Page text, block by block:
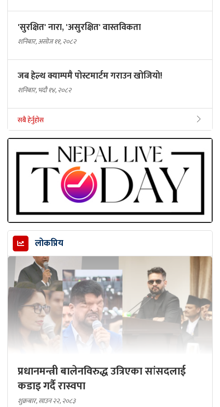
'सुरक्षित' नारा, 'असुरक्षित' वास्तविकता
शनिबार, असोज ११, २०८२
जब हेल्थ क्याम्पमै पोस्टमार्टम गराउन खोजियो!
शनिबार, भदौ १४, २०८२
सबै हेर्नुहोस
लोकप्रिय
प्रधानमन्त्री बालेनविरुद्ध उत्रिएका सांसदलाई
कडाइ गर्दै रास्वपा
शुक्रबार, साउन २२, २०८३